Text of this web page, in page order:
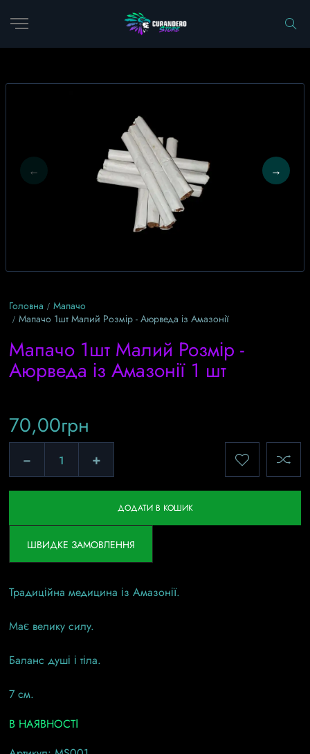
Головна
Мапачо
Мапачо 1шт Малий Розмір - Аюрведа із Амазонії
Мапачо 1шт Малий Розмір -
Аюрведа із Амазонії 1 шт
70,00грн
− +
ДОДАТИ В КОШИК
ШВИДКЕ ЗАМОВЛЕННЯ
Традиційна медицина із Амазонії.
Має велику силу.
Баланс душі і тіла.
7 см.
В НАЯВНОСТІ